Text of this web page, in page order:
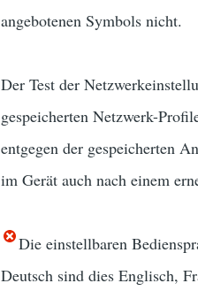
angebotenen Symbols nicht.
Der Test der
gespeicherten Netzwerk-
entgegen der gespeicherten
im Gerät auch nach einem
Die einstellbaren
Deutsch sind dies Englisch,